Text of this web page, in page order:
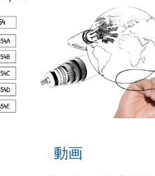
動画